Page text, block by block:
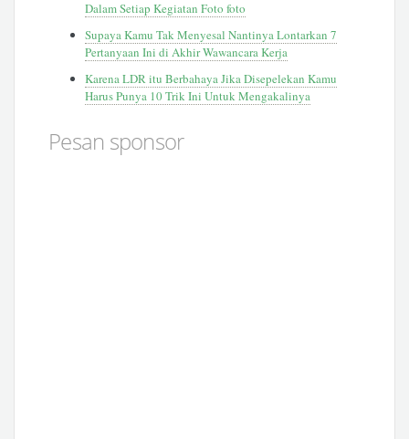
Dalam Setiap Kegiatan Foto foto
Supaya Kamu Tak Menyesal Nantinya Lontarkan 7
Pertanyaan Ini di Akhir Wawancara Kerja
Karena LDR itu Berbahaya Jika Disepelekan Kamu
Harus Punya 10 Trik Ini Untuk Mengakalinya
Pesan sponsor